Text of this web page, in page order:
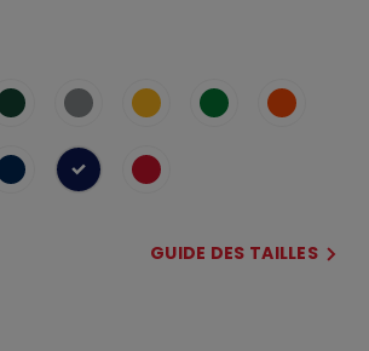
sélectionné
GUIDE DES TAILLES